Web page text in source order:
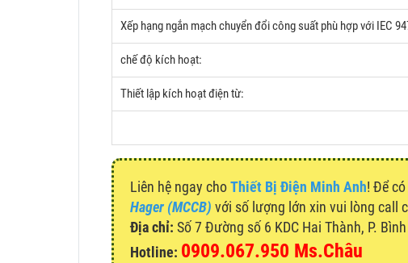
Xếp hạng ngắn mạch chuyển đổi công suất phù hợp với IEC
chế độ kích hoạt:
Thiết lập kích hoạt điện từ:
Liên hệ ngay choThiết Bị Điện Minh Anh! Để
Hager (MCCB) với số lượng lớn xin vui lòng call
Địa chỉ: Số 7 Đường số 6 KDC Hai Thành, P.
Hotline: 0909.067.950 Ms.Châu